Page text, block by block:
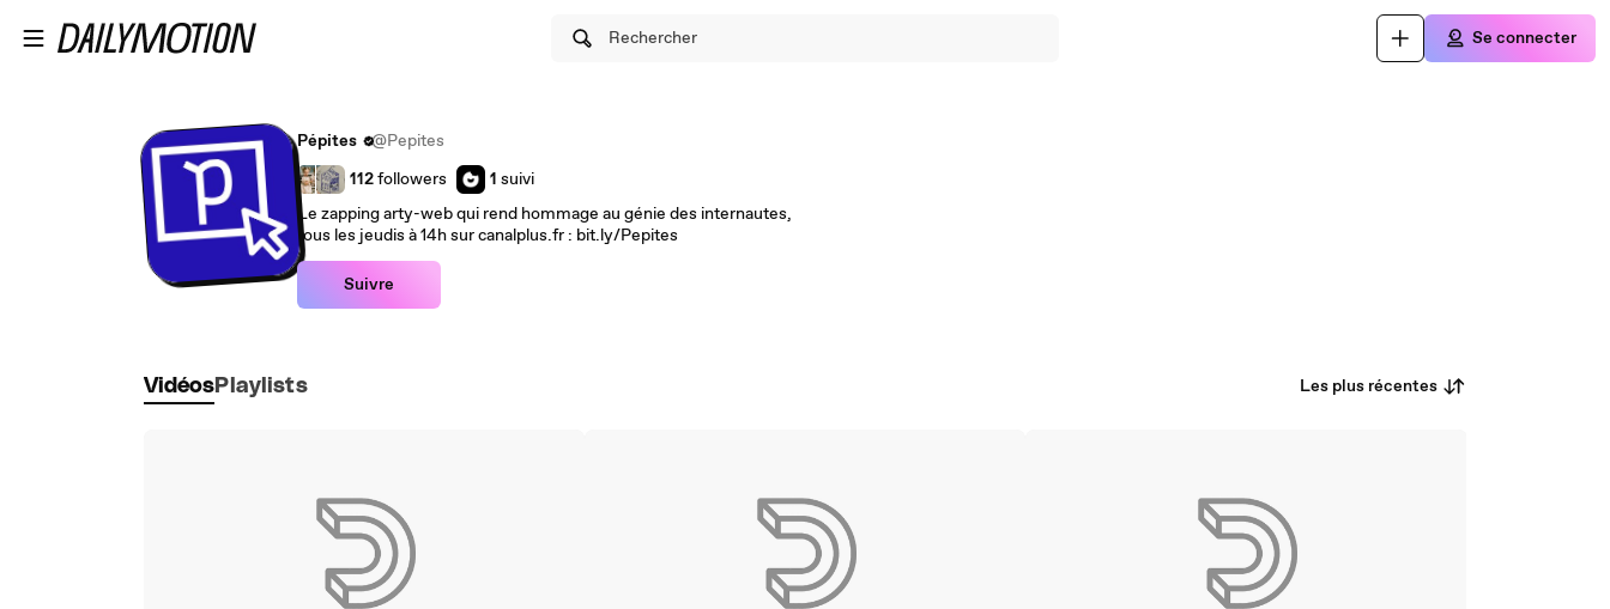
Rechercher Se connecter
Pépites
@Pepites
112followers 1 suivi
Le zapping arty-web qui rend hommage au génie des internautes,
tous les jeudis à 14h sur canalplus.fr : bit.ly/Pepites
Suivre
Vidéos Playlists Les plus récentes